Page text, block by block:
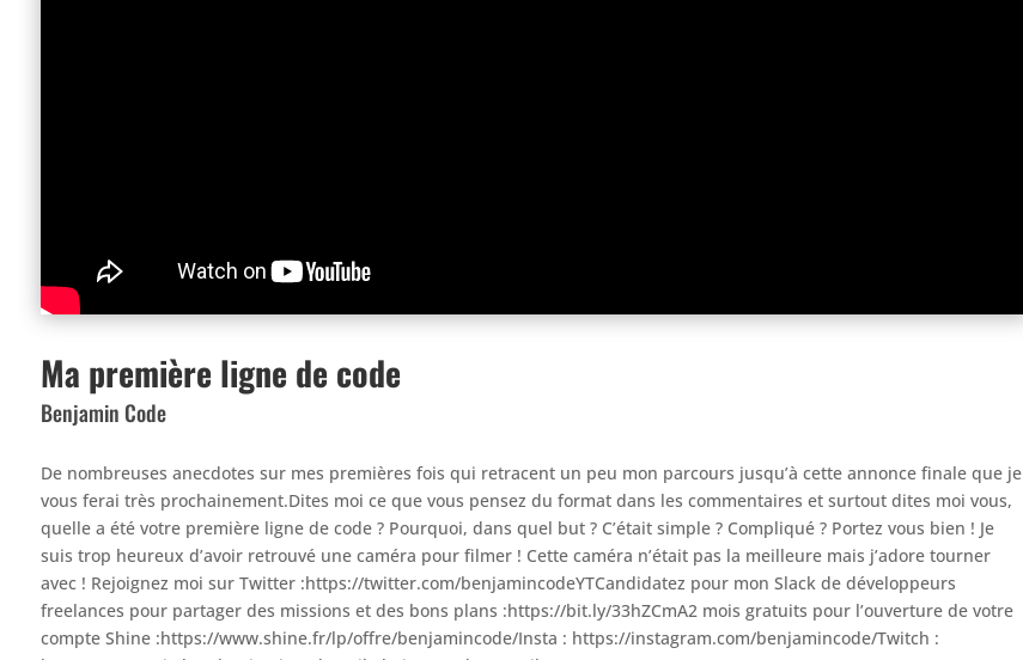
Ma première ligne de code
Benjamin Code
De nombreuses anecdotes sur mes premières fois qui retracent un peu mon parcours jusqu’à cette annonce finale que je
vous ferai très prochainement.Dites moi ce que vous pensez du format dans les commentaires et surtout dites moi vous,
quelle a été votre première ligne de code ? Pourquoi, dans quel but ? C’était simple ? Compliqué ? Portez vous bien ! Je
suis trop heureux d’avoir retrouvé une caméra pour filmer ! Cette caméra n’était pas la meilleure mais j’adore tourner
avec ! Rejoignez moi sur Twitter :https://twitter.com/benjamincodeYTCandidatez pour mon Slack de développeurs
freelances pour partager des missions et des bons plans :https://bit.ly/33hZCmA2 mois gratuits pour l’ouverture de votre
compte Shine :https://www.shine.fr/lp/offre/benjamincode/Insta : https://instagram.com/benjamincode/Twitch :